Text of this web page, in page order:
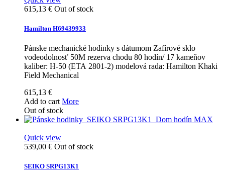
615,13 € Out of stock
Hamilton H69439933
Pánske mechanické hodinky s dátumom Zafírové sklo
vodeodolnosť 50M rezerva chodu 80 hodín/ 17 kameňov
kaliber: H-50 (ETA 2801-2) modelová rada: Hamilton Khaki
Field Mechanical
615,13 €
Add to cart More
Out of stock
Quick view
539,00 € Out of stock
SEIKO SRPG13K1